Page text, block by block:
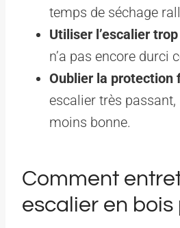
temps de séchage
Utiliser l’escalier
n’a pas encore durci
Oublier la protection
escalier très passant,
moins bonne.
Comment
escalier en bois